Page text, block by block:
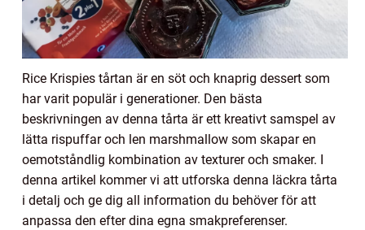
Rice Krispies tårtan är en söt och knaprig dessert som
har varit populär i generationer. Den bästa
beskrivningen av denna tårta är ett kreativt samspel av
lätta rispuffar och len marshmallow som skapar en
oemotståndlig kombination av texturer och smaker. I
denna artikel kommer vi att utforska denna läckra tårta
i detalj och ge dig all information du behöver för att
anpassa den efter dina egna smakpreferenser.